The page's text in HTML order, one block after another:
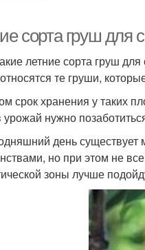
сорта груш для
летние сорта груш
те груши,
срок хранения у таких
урожай нужно
день существует
но при этом не
зоны лучше